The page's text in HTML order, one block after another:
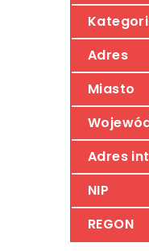
Adres
Miasto
Adres
NIP
REGON